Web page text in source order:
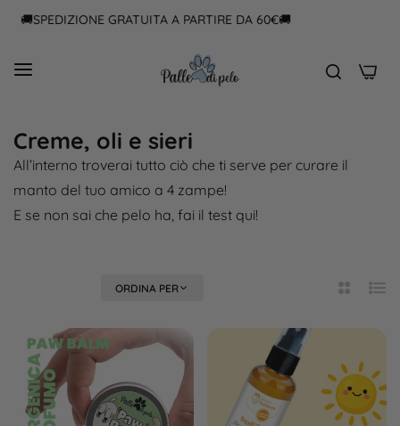
🚚SPEDIZIONE GRATUITA A PARTIRE DA 60€🚚
0
Creme, oli e sieri
All’interno troverai tutto ciò che ti serve per curare il
manto del tuo amico a 4 zampe!
E se non sai che pelo ha, fai il test qui!
ORDINA PER
2